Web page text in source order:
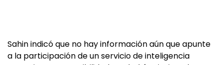
Sahin indicó que no hay información aún que apunte
a la participación de un servicio de inteligencia